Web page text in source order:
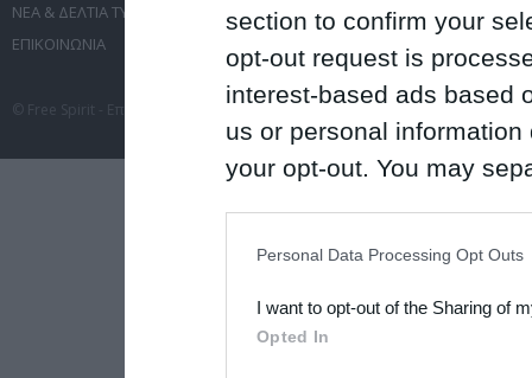
section to confirm your
opt-out request is
interest-based ads based
us or personal
your opt-out. You may
Downstream Participants
third parties.
Personal Data Processing Opt Outs
I want to opt-out of the Sharing of
Opted In
ΝΕΑ & ΔΕΛΤΙΑ ΤΥΠΟΥ
ΕΠΙΚΟΙΝΩΝΙΑ
ΤΑΞΙΔΙΑ
© Free Spirit - Επικοινωνία - Οργάνωση Εκδηλώσεων - Ταξίδια 2012-2026